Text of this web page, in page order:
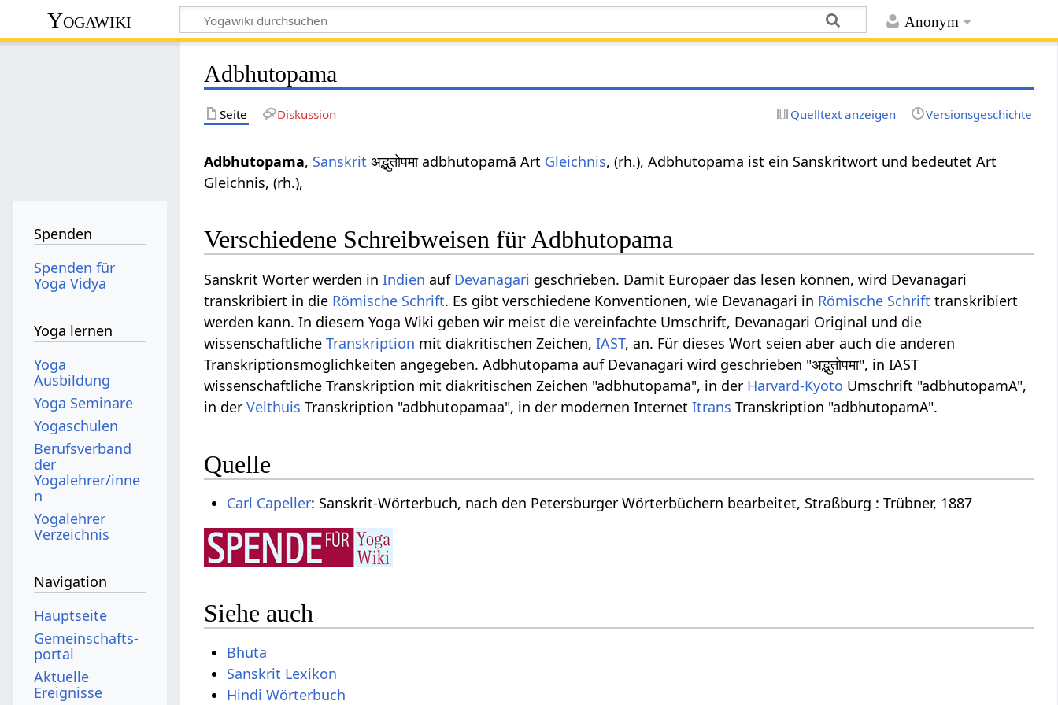
Anonym
Yogawiki
Adbhutopama
Seite Diskussion Quelltext anzeigen Versionsgeschichte
Adbhutopama, Sanskrit अद्भुतोपमा adbhutopamā Art Gleichnis, (rh.), Adbhutopama ist ein Sanskritwort und bedeutet Art
Gleichnis, (rh.),
Verschiedene Schreibweisen für Adbhutopama
Sanskrit Wörter werden inIndien auf Devanagari geschrieben. Damit Europäer das lesen können, wird Devanagari
transkribiert in die Römische Schrift. Es gibt verschiedene Konventionen, wie Devanagari in Römische Schrift transkribiert
werden kann. In diesem Yoga Wiki geben wir meist die vereinfachte Umschrift, Devanagari Original und die
wissenschaftlicheTranskription mit diakritischen Zeichen,IAST, an. Für dieses Wort seien aber auch die anderen
Transkriptionsmöglichkeiten angegeben. Adbhutopama auf Devanagari wird geschrieben "अद्भुतोपमा", in IAST
wissenschaftliche Transkription mit diakritischen Zeichen "adbhutopamā", in der Harvard-Kyoto Umschrift "adbhutopamA",
in derVelthuis Transkription "adbhutopamaa", in der modernen InternetItrans Transkription "adbhutopamA".
Quelle
Carl Capeller: Sanskrit-Wörterbuch, nach den Petersburger Wörterbüchern bearbeitet, Straßburg : Trübner, 1887
Siehe auch
Bhuta
Sanskrit Lexikon
Hindi Wörterbuch
Spenden
Spenden für
Yoga Vidya
Yoga lernen
Yoga
Ausbildung
Yoga Seminare
Yogaschulen
Berufsverband
der
Yogalehrer/inne
n
Yogalehrer
Verzeichnis
Navigation
Hauptseite
Gemeinschafts­
portal
Aktuelle
Ereignisse